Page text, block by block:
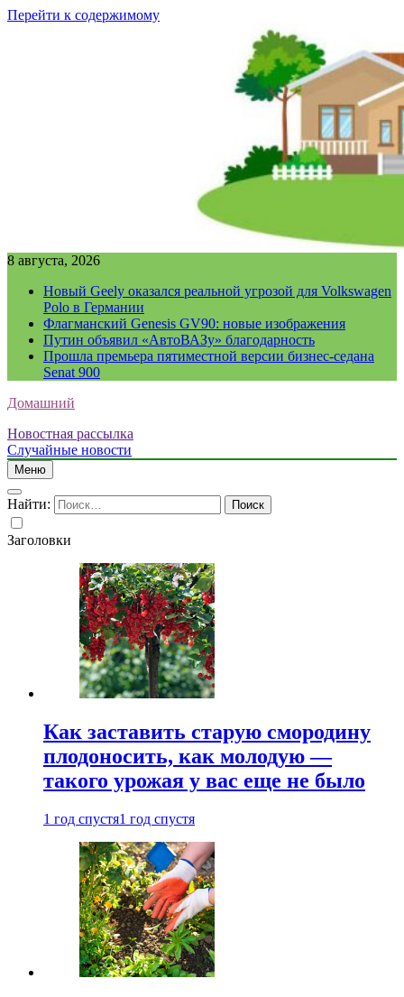
Перейти к содержимому
8 августа, 2026
Новый Geely оказался реальной угрозой для Volkswagen
Polo в Германии
Флагманский Genesis GV90: новые изображения
Путин объявил «АвтоВАЗу» благодарность
Прошла премьера пятиместной версии бизнес-седана
Senat 900
Домашний
Новостная рассылка
Случайные новости
Меню
Найти:
Заголовки
Как заставить старую смородину
плодоносить, как молодую —
такого урожая у вас еще не было
1 год спустя1 год спустя